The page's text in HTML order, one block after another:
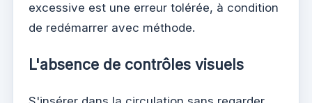
excessive est une erreur tolérée, à condition
de redémarrer avec méthode.
L'absence de contrôles visuels